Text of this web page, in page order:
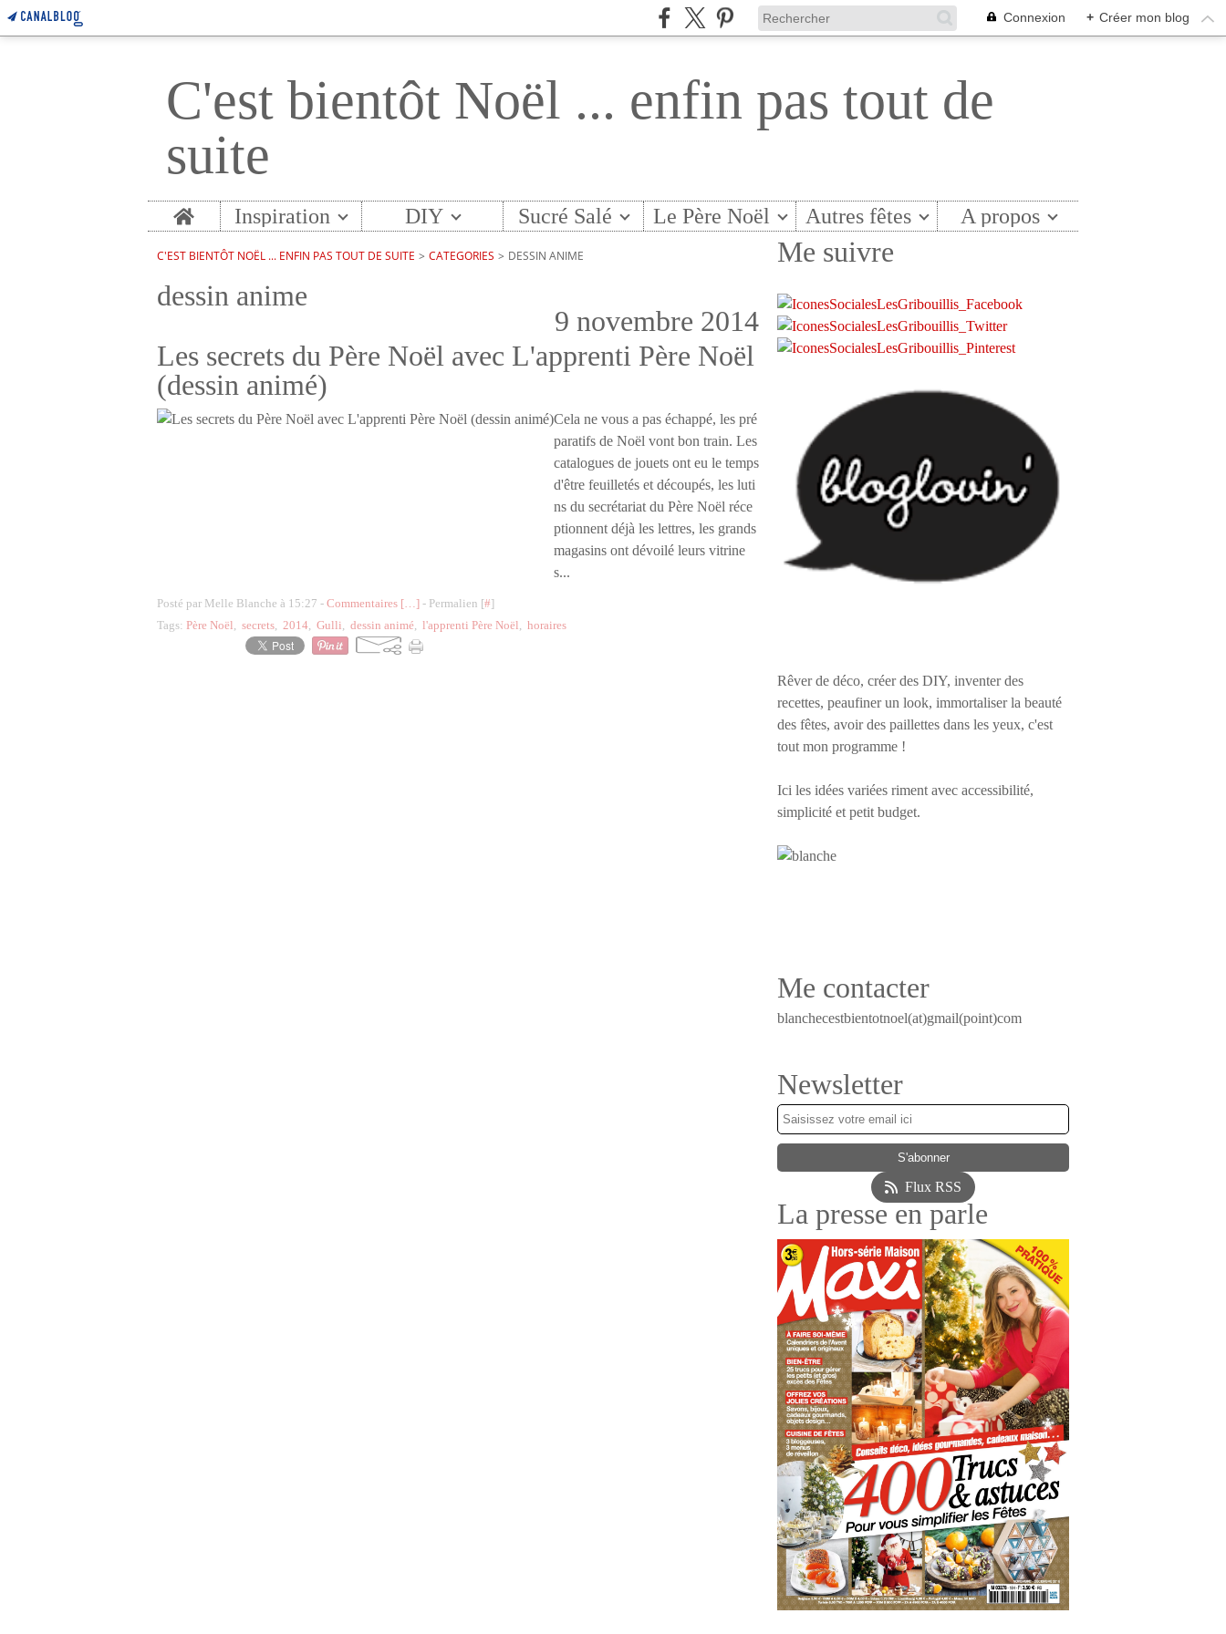
Connexion + Créer mon blog
C'est bientôt Noël ... enfin pas tout de
suite
Home Inspiration DIY Sucré Salé Le Père Noël Autres fêtes A propos
C'EST BIENTÔT NOËL ... ENFIN PAS TOUT DE SUITE > CATEGORIES > DESSIN ANIME
dessin anime
9 novembre 2014
Les secrets du Père Noël avec L'apprenti Père Noël
(dessin animé)
Cela ne vous a pas échappé, les pré
paratifs de Noël vont bon train. Les
catalogues de jouets ont eu le temps
d'être feuilletés et découpés, les luti
ns du secrétariat du Père Noël réce
ptionnent déjà les lettres, les grands
magasins ont dévoilé leurs vitrine
s...
Posté par Melle Blanche à 15:27 - Commentaires […] - Permalien [#]
Tags: Père Noël, secrets, 2014, Gulli, dessin animé, l'apprenti Père Noël, horaires
Me suivre
Rêver de déco, créer des DIY, inventer des
recettes, peaufiner un look, immortaliser la beauté
des fêtes, avoir des paillettes dans les yeux, c'est
tout mon programme !
Ici les idées variées riment avec accessibilité,
simplicité et petit budget.
Me contacter
blanchecestbientotnoel(at)gmail(point)com
Newsletter
Flux RSS
La presse en parle